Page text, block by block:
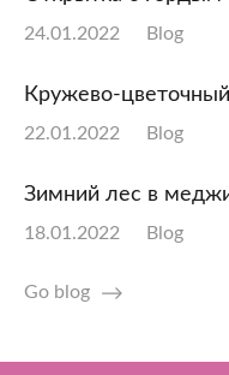
24.01.2022 Blog
Кружево-
22.01.2022 Blog
Зимний лес в
18.01.2022 Blog
Go blog